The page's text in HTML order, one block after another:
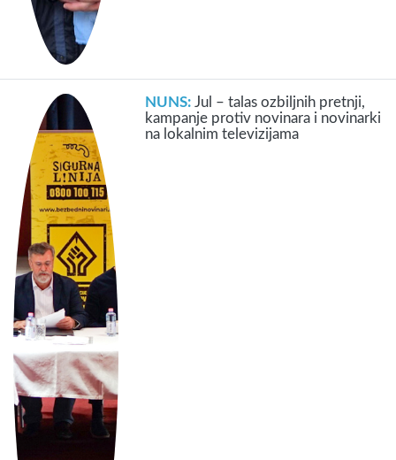
NUNS:Jul – talas ozbiljnih pretnji,
kampanje protiv novinara i novinarki
na lokalnim televizijama